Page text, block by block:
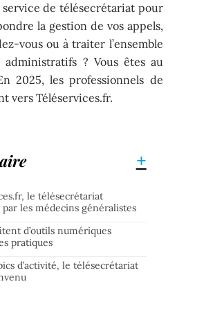
service de télésecrétariat pour
la gestion de vos appels,
vous ou à traiter l’ensemble
administratifs ? Vous êtes au
2025, les professionnels de
vers Téléservices.fr.
le télésecrétariat
les médecins généralistes
d’outils numériques
pratiques
d’activité, le télésecrétariat